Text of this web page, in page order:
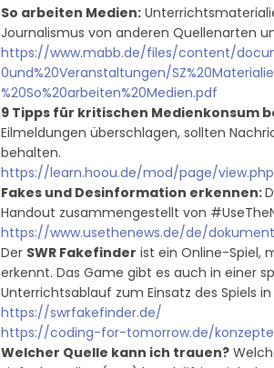
So arbeiten Medien:
Journalismus von anderen Quellenarten
https://www.mabb.de/files/content/
0und%20Veranstaltungen/
%20So%20arbeiten%20Medien.pdf
9 Tipps für kritischen Medienkonsum
Eilmeldungen überschlagen, sollten
behalten.
https://learn.hoou.de/mod/page/
Fakes und Desinformation erkennen:
Handout zusammengestellt von
https://www.usethenews.de/de/
Der SWR Fakefinder ist ein Online-Spiel,
erkennt. Das Game gibt es auch in einer
Unterrichtsablauf zum Einsatz des Spiels
https://swrfakefinder.de/
https://coding-for-tomorrow.de/
Welcher Quelle kann ich trauen?